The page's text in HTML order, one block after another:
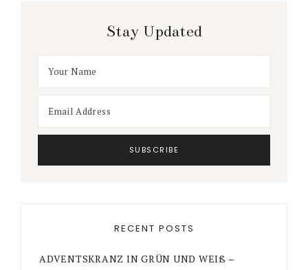
Stay Updated
RECENT POSTS
ADVENTSKRANZ IN GRÜN UND WEIß –